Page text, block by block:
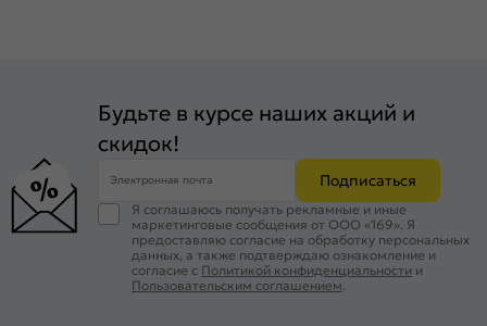
Будьте в курсе наших акций и
скидок!
Электронная почта Подписаться
Я соглашаюсь получать рекламные и иные
маркетинговые сообщения от ООО «169». Я
предоставляю согласие на обработку персональных
данных, а также подтверждаю ознакомление и
согласие с Политикой конфиденциальности и
Пользовательским соглашением